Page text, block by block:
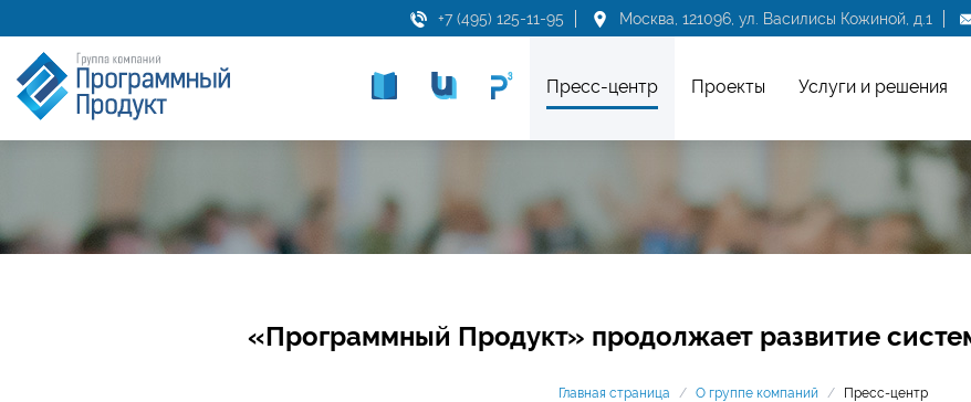
+7 (495) 125-11-95 Москва, 121096, ул. Василисы Кожиной, д.1
Пресс-центр Проекты Услуги и решения
«Программный Продукт» продолжает развитие
Главная страница / О группе компаний / Пресс-центр